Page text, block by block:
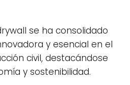
se ha consolidado
y esencial en el
civil, destacándose
y sostenibilidad.